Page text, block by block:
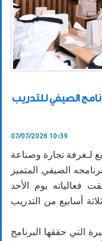
الصيفي للتدريب
07/07/2026 10:39
لـغرفة تجارة وصناعة
الصيفي المتميز
فعالياته يوم الأحد
على مدار ثلاثة أسابيع من التدريب
التي حققها البرنامج